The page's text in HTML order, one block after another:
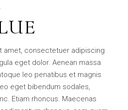
amet, consectetuer adipiscing
eget dolor. Aenean massa
leo penatibus et magnis
eget bibendum sodales,
Etiam rhoncus. Maecenas